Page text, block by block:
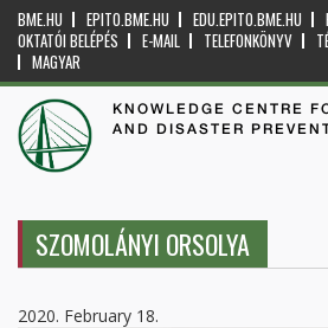
BME.HU EPITO.BME.HU EDU.EPITO.BME.HU
OKTATÓI BELÉPÉS
E-MAIL TELEFONKÖNYV
MAGYAR
KNOWLEDGE CENTRE
AND DISASTER
SZOMOLÁNYI ORSOLYA
2020. February 18.